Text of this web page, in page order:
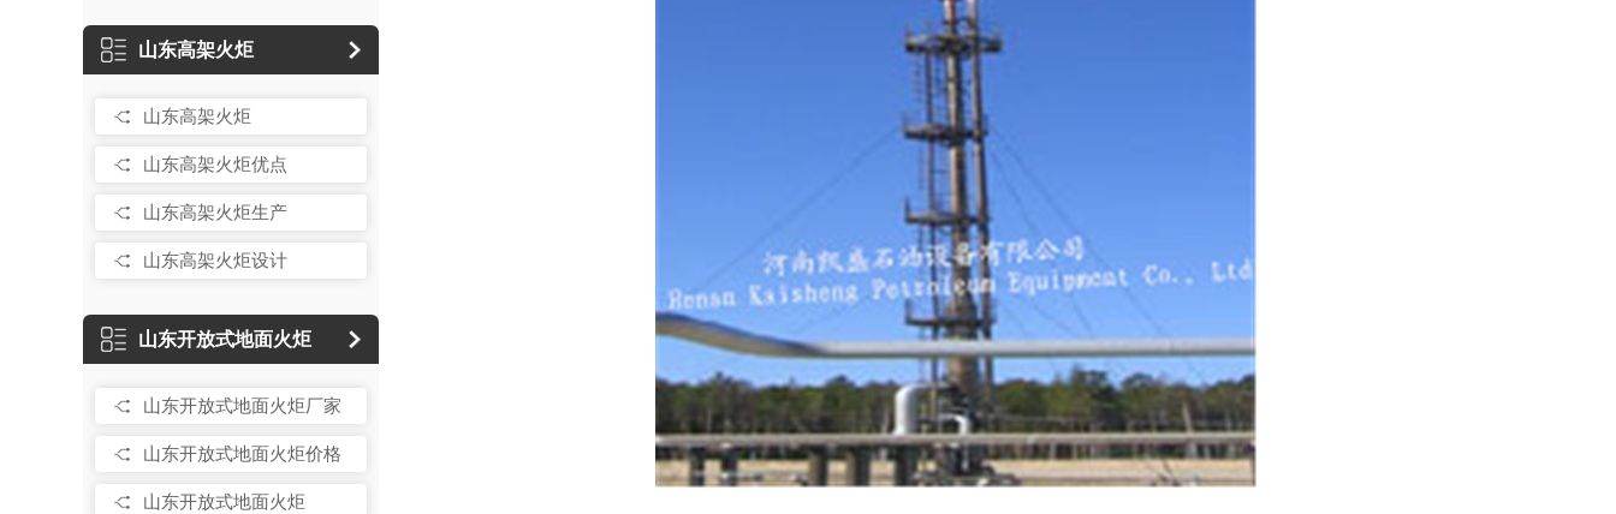
山东高架火炬
山东高架火炬
山东高架火炬优点
山东高架火炬生产
山东高架火炬设计
山东开放式地面火炬
山东开放式地面火炬厂家
山东开放式地面火炬价格
山东开放式地面火炬